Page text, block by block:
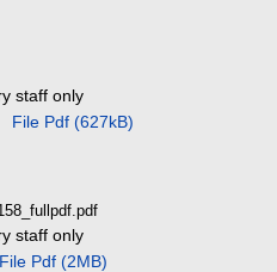
staff only
File Pdf (627kB)
staff only
File Pdf (2MB)